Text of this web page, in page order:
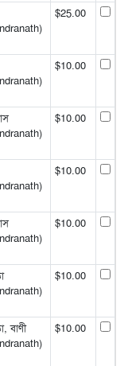
$25.00
$10.00
$10.00
$10.00
$10.00
$10.00
বাণী
$10.00